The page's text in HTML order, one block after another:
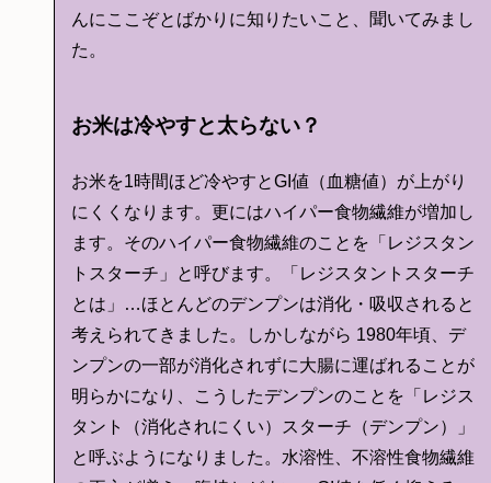
んにここぞとばかりに知りたいこと、聞いてみまし
た。
お米は冷やすと太らない？
お米を1時間ほど冷やすとGI値（血糖値）が上がり
にくくなります。更にはハイパー食物繊維が増加し
ます。そのハイパー食物繊維のことを「レジスタン
トスターチ」と呼びます。「レジスタントスターチ
とは」…ほとんどのデンプンは消化・吸収されると
考えられてきました。しかしながら 1980年頃、デ
ンプンの一部が消化されずに大腸に運ばれることが
明らかになり、こうしたデンプンのことを「レジス
タント（消化されにくい）スターチ（デンプン）」
と呼ぶようになりました。水溶性、不溶性食物繊維